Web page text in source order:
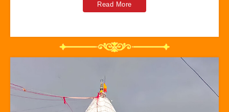
Read More